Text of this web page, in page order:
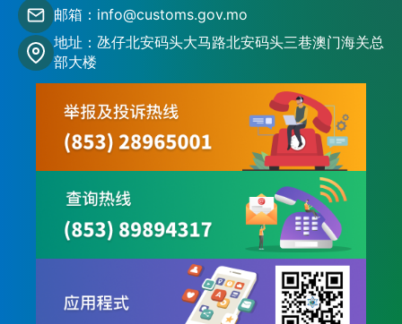
邮箱：info@customs.gov.mo
地址：氹仔北安码头大马路北安码头三巷澳门海关总
部大楼